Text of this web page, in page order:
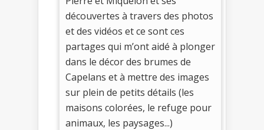
découvertes à travers des photos
et des vidéos et ce sont ces
partages qui m’ont aidé à plonger
dans le décor des brumes de
Capelans et à mettre des images
sur plein de petits détails (les
maisons colorées, le refuge pour
animaux, les paysages...)